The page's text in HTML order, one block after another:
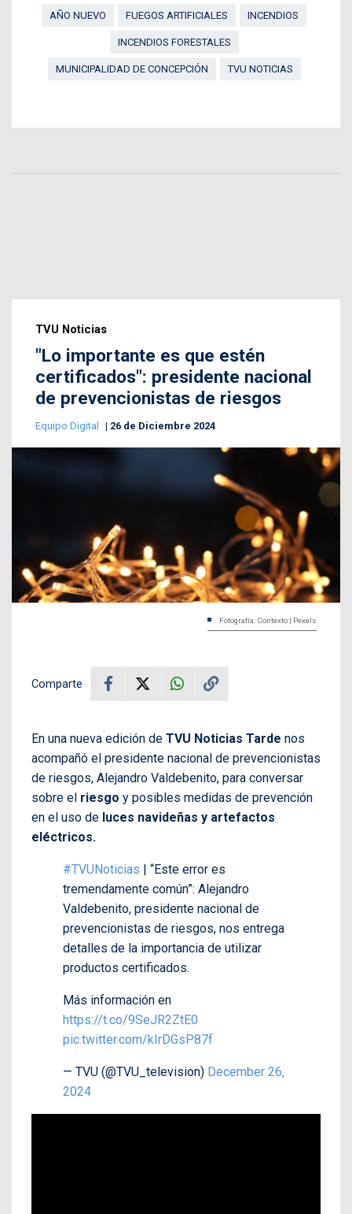
AÑO NUEVO
FUEGOS ARTIFICIALES INCENDIOS
INCENDIOS FORESTALES
MUNICIPALIDAD DE CONCEPCIÓN TVU NOTICIAS
TVU Noticias
"Lo importante es que estén
certificados": presidente nacional
de prevencionistas de riesgos
Equipo Digital 26 de Diciembre 2024
Fotografía: Contexto | Pexels
Comparte
En una nueva edición de TVU Noticias Tarde nos
acompañó el presidente nacional de prevencionistas
de riesgos, Alejandro Valdebenito, para conversar
sobre el riesgo y posibles medidas de prevención
en el uso de luces navideñas y artefactos
eléctricos.
#TVUNoticias | “Este error es
tremendamente común”: Alejandro
Valdebenito, presidente nacional de
prevencionistas de riesgos, nos entrega
detalles de la importancia de utilizar
productos certificados.
Más información en
https://t.co/9SeJR2ZtE0
pic.twitter.com/kIrDGsP87f
— TVU (@TVU_television) December 26,
2024